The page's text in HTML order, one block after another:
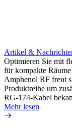
Artikel &
Optimieren Sie mit
für kompakte Räume
Amphenol RF freut
Produktreihe um
RG-174-Kabel
Mehr lesen